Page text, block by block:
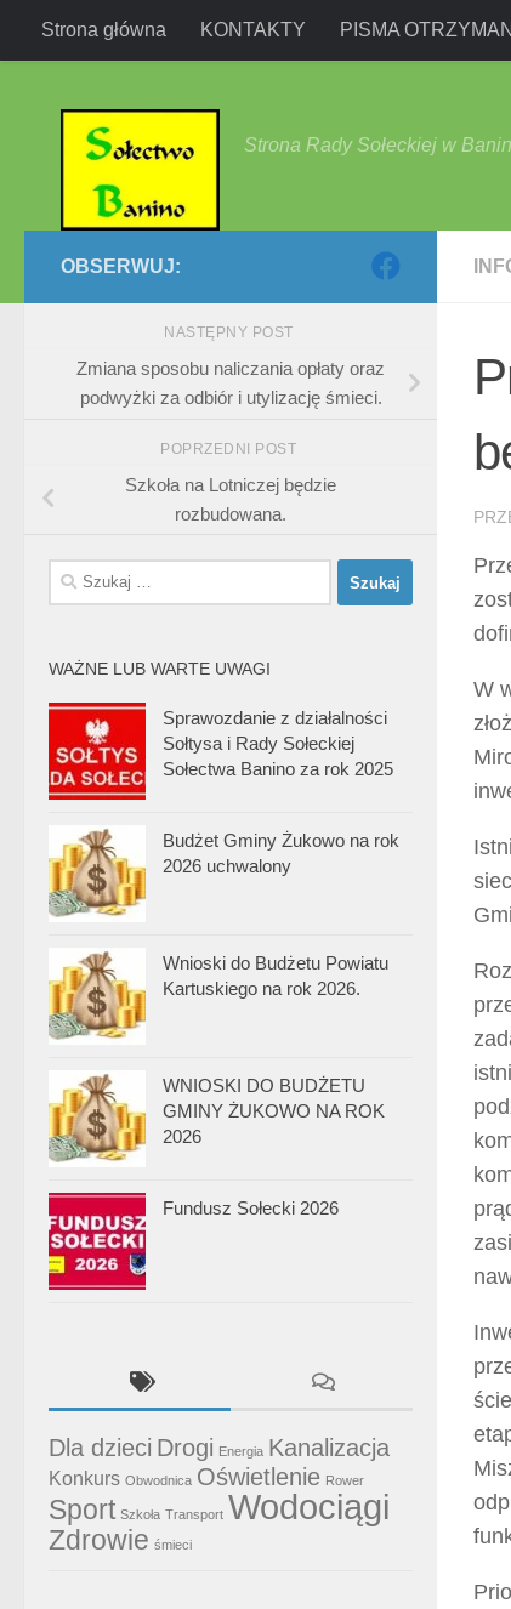
Przejdź do treści
Strona główna KONTAKTY PISMA
Strona Rady Sołeckiej w
W
OBSERWUJ:
NASTĘPNY POST
Zmiana sposobu naliczania opłaty oraz
podwyżki za odbiór i utylizację śmieci.
POPRZEDNI POST
Szkoła na Lotniczej będzie
rozbudowana.
Szukaj:
WAŻNE LUB WARTE UWAGI
Sprawozdanie z działalności
Sołtysa i Rady Sołeckiej
Sołectwa Banino za rok 2025
Budżet Gminy Żukowo na rok
2026 uchwalony
Wnioski do Budżetu Powiatu
Kartuskiego na rok 2026.
WNIOSKI DO BUDŻETU
GMINY ŻUKOWO NA ROK
2026
Fundusz Sołecki 2026
Dla dzieci Drogi Energia Kanalizacja
Konkurs Obwodnica Oświetlenie Rower
Sport Szkoła Transport Wodociągi
Zdrowie śmieci